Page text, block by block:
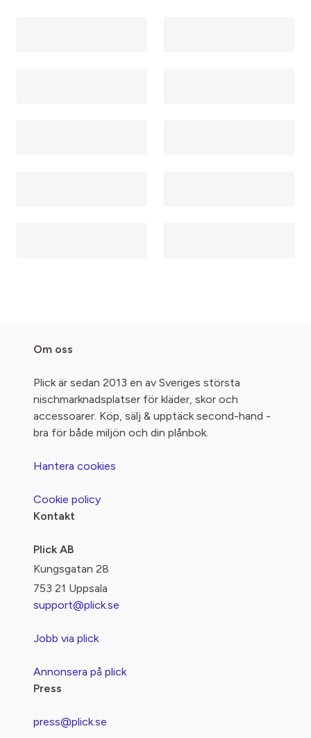
Om oss
Plick är sedan 2013 en av Sveriges största
nischmarknadsplatser för kläder, skor och
accessoarer. Köp, sälj & upptäck second-hand -
bra för både miljön och din plånbok.
Hantera cookies
Cookie policy
Kontakt
Plick AB
Kungsgatan 28
753 21 Uppsala
support@plick.se
Jobb via plick
Annonsera på plick
Press
press@plick.se